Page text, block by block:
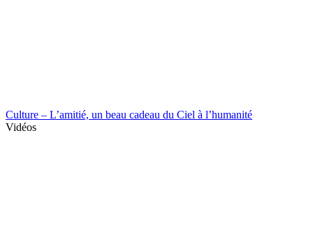
Culture – L’amitié, un beau cadeau du Ciel à l’humanité
Vidéos